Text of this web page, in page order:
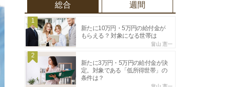
総合 週間
1
新たに10万円・5万円の給付金が
もらえる？ 対象になる世帯は
畠山 憲一
2
新たに3万円・5万円の給付金が決
定。対象である「低所得世帯」の
条件は？